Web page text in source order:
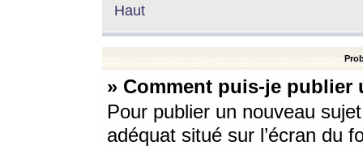
Haut
» Comment puis-je
Pour publier un nouveau
adéquat situé sur l’écran du